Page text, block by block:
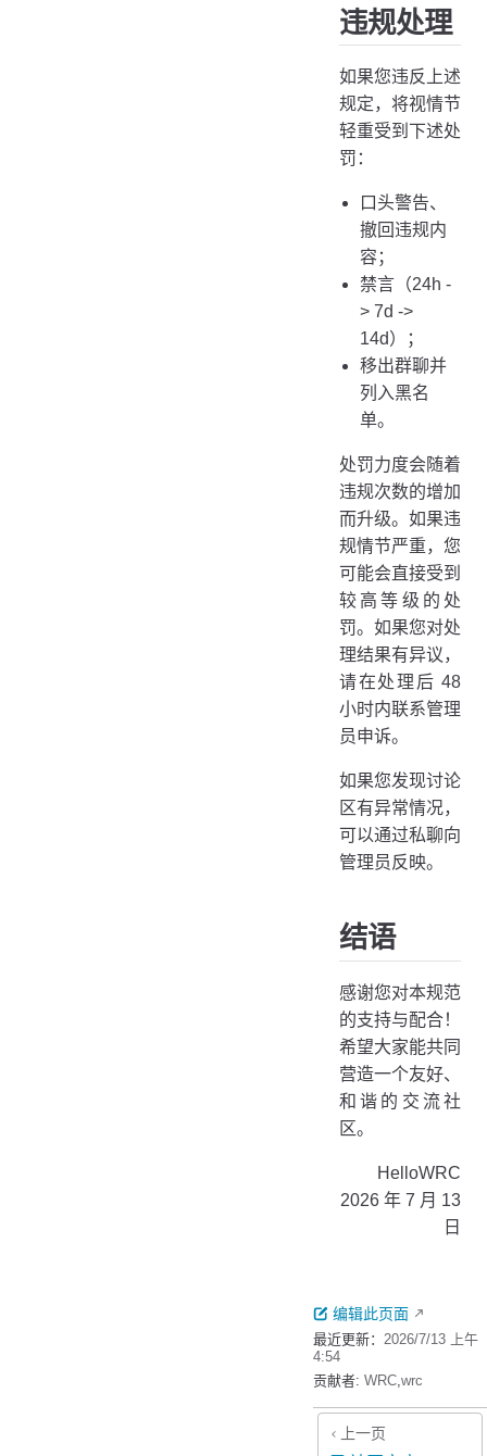
违规处理
如果您违反上述
规定，将视情节
轻重受到下述处
罚：
口头警告、
撤回违规内
容；
禁言（24h -
> 7d ->
14d）；
移出群聊并
列入黑名
单。
处罚力度会随着
违规次数的增加
而升级。如果违
规情节严重，您
可能会直接受到
较高等级的处
罚。如果您对处
理结果有异议，
请在处理后 48
小时内联系管理
员申诉。
如果您发现讨论
区有异常情况，
可以通过私聊向
管理员反映。
结语
感谢您对本规范
的支持与配合！
希望大家能共同
营造一个友好、
和谐的交流社
区。
HelloWRC
2026 年 7 月 13
日
编辑此页面
最近更新： 2026/7/13 上午
4:54
贡献者: WRC,wrc
上一页